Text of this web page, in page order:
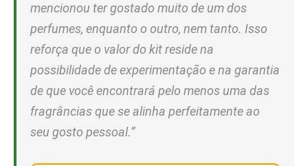
mencionou ter gostado muito de um dos
perfumes, enquanto o outro, nem tanto. Isso
reforça que o valor do kit reside na
possibilidade de experimentação e na garantia
de que você encontrará pelo menos uma das
fragrâncias que se alinha perfeitamente ao
seu gosto pessoal.”